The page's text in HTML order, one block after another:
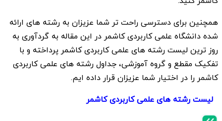
همچنین برای دسترسی راحت تر شما عزیزان به رشته های ارائه
شده دانشگاه علمی کاربردی کاشمر در این مقاله به گردآوری به
روز ترین لیست رشته های علمی کاربردی کاشمر پرداخته و با
تفکیک مقطع و گروه آموزشی، جداول رشته های علمی کاربردی
کاشمر را در اختیار شما عزیزان قرار داده ایم.
لیست رشته های علمی کاربردی کاشمر